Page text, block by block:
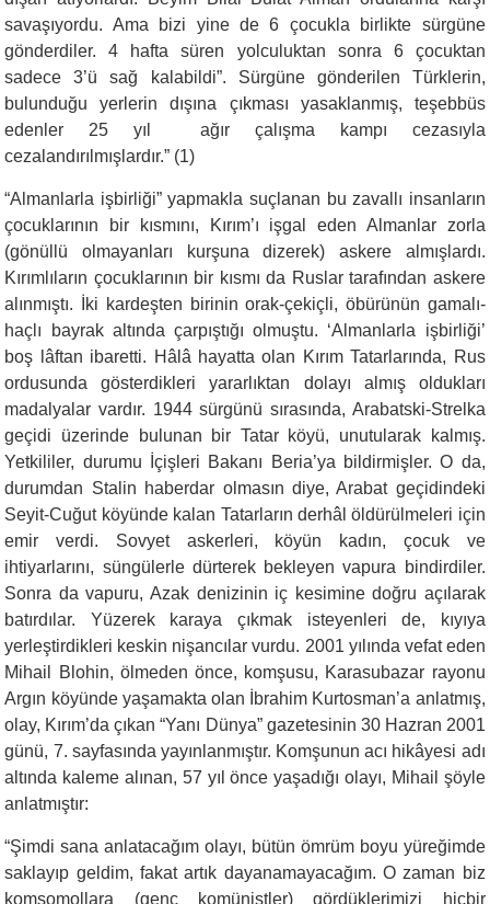
sava­şıyordu. Ama bizi yine de 6 çocukla birlikte sürgüne
gönderdiler. 4 hafta süren yolculuktan sonra 6 çocuk­tan
sadece 3’ü sağ kalabildi”. Sürgüne gönderilen Türklerin,
bulunduğu yerle­rin dışına çıkması yasaklanmış, teşebbüs
edenler 25 yıl ağır çalışma kampı cezasıyla
cezalandırılmışlardır.” (1)
“Almanlarla işbirliği” yapmakla suç­lanan bu zavallı insanların
çocuklarının bir kısmını, Kırım’ı işgal eden Almanlar zorla
(gönüllü olmayanları kurşuna dizerek) askere almışlardı.
Kırımlıların çocuklarının bir kısmı da Ruslar ta­rafından askere
alınmıştı. İki kardeşten birinin orak-çekiçli, öbü­rünün gamalı-
haçlı bayrak altında çarpıştığı olmuştu. ‘Almanlarla işbirliği’
boş lâftan ibaretti. Hâlâ hayatta olan Kırım Tatarlarında, Rus
ordusunda gösterdikleri yararlıktan dolayı almış oldukları
madalyalar vardır. 1944 sürgünü sırasında, Arabatski-Strelka
geçidi üzerinde bu­lunan bir Tatar köyü, unutularak kalmış.
Yetkililer, durumu İçişleri Bakanı Beria’ya bildirmişler. O da,
durumdan Stalin haberdar ol­masın diye, Arabat geçidindeki
Seyit-Cuğut köyünde kalan Tatarların derhâl öldürülmeleri için
emir verdi. Sovyet askerleri, köyün kadın, çocuk ve
ihtiyarlarını, süngülerle dürterek bekleyen vapura bindirdiler.
Sonra da vapuru, Azak denizinin iç kesimine doğru açılarak
ba­tırdılar. Yüzerek karaya çıkmak isteyenleri de, kıyıya
yerleştirdikleri keskin nişancılar vurdu. 2001 yılında vefat eden
Mihail Blohin, öl­meden önce, komşusu, Karasubazar rayonu
Argın köyünde yaşa­makta olan İbrahim Kurtosman’a anlatmış,
olay, Kırım’da çıkan “Yanı Dünya” gazetesinin 30 Hazran 2001
günü, 7. sayfasında ya­yınlanmıştır. Komşunun acı hikâyesi adı
altında kaleme alınan, 57 yıl önce yaşadığı olayı, Mihail şöyle
anlatmıştır:
“Şimdi sana anlatacağım olayı, bütün ömrüm boyu yüreğimde
saklayıp geldim, fakat artık dayanamayacağım. O zaman biz
komsomollara (genç komünistler) gördüklerimizi hiçbir